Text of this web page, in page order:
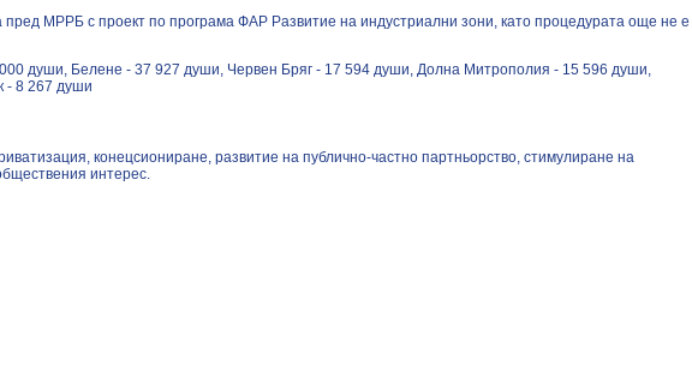
пред МРРБ с проект по програма ФАР Развитие на индустриални зони, като процедурата още не е
души, Белене - 37 927 души, Червен Бряг - 17 594 души, Долна Митрополия - 15 596 души,
- 8 267 души
конецсиониране, развитие на публично-частно партньорство, стимулиране на
интерес.